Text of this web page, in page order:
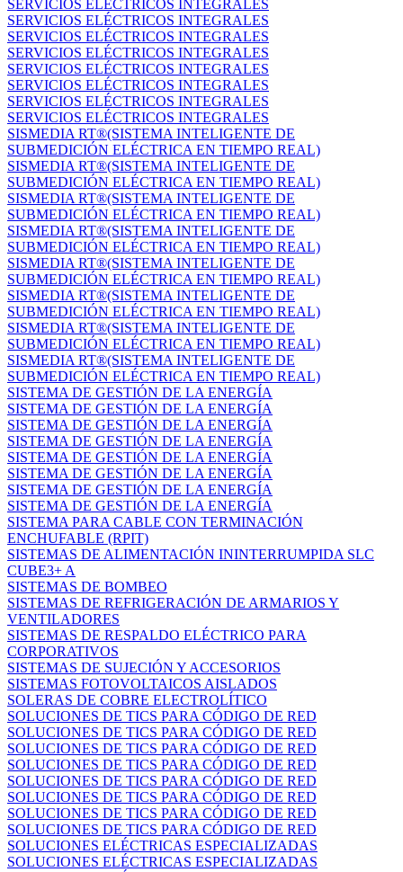
SERVICIOS ELÉCTRICOS INTEGRALES
SERVICIOS ELÉCTRICOS INTEGRALES
SERVICIOS ELÉCTRICOS INTEGRALES
SERVICIOS ELÉCTRICOS INTEGRALES
SERVICIOS ELÉCTRICOS INTEGRALES
SERVICIOS ELÉCTRICOS INTEGRALES
SERVICIOS ELÉCTRICOS INTEGRALES
SERVICIOS ELÉCTRICOS INTEGRALES
SISMEDIA RT®(SISTEMA INTELIGENTE DE
SUBMEDICIÓN ELÉCTRICA EN TIEMPO REAL)
SISMEDIA RT®(SISTEMA INTELIGENTE DE
SUBMEDICIÓN ELÉCTRICA EN TIEMPO REAL)
SISMEDIA RT®(SISTEMA INTELIGENTE DE
SUBMEDICIÓN ELÉCTRICA EN TIEMPO REAL)
SISMEDIA RT®(SISTEMA INTELIGENTE DE
SUBMEDICIÓN ELÉCTRICA EN TIEMPO REAL)
SISMEDIA RT®(SISTEMA INTELIGENTE DE
SUBMEDICIÓN ELÉCTRICA EN TIEMPO REAL)
SISMEDIA RT®(SISTEMA INTELIGENTE DE
SUBMEDICIÓN ELÉCTRICA EN TIEMPO REAL)
SISMEDIA RT®(SISTEMA INTELIGENTE DE
SUBMEDICIÓN ELÉCTRICA EN TIEMPO REAL)
SISMEDIA RT®(SISTEMA INTELIGENTE DE
SUBMEDICIÓN ELÉCTRICA EN TIEMPO REAL)
SISTEMA DE GESTIÓN DE LA ENERGÍA
SISTEMA DE GESTIÓN DE LA ENERGÍA
SISTEMA DE GESTIÓN DE LA ENERGÍA
SISTEMA DE GESTIÓN DE LA ENERGÍA
SISTEMA DE GESTIÓN DE LA ENERGÍA
SISTEMA DE GESTIÓN DE LA ENERGÍA
SISTEMA DE GESTIÓN DE LA ENERGÍA
SISTEMA DE GESTIÓN DE LA ENERGÍA
SISTEMA PARA CABLE CON TERMINACIÓN
ENCHUFABLE (RPIT)
SISTEMAS DE ALIMENTACIÓN ININTERRUMPIDA SLC
CUBE3+ A
SISTEMAS DE BOMBEO
SISTEMAS DE REFRIGERACIÓN DE ARMARIOS Y
VENTILADORES
SISTEMAS DE RESPALDO ELÉCTRICO PARA
CORPORATIVOS
SISTEMAS DE SUJECIÓN Y ACCESORIOS
SISTEMAS FOTOVOLTAICOS AISLADOS
SOLERAS DE COBRE ELECTROLÍTICO
SOLUCIONES DE TICS PARA CÓDIGO DE RED
SOLUCIONES DE TICS PARA CÓDIGO DE RED
SOLUCIONES DE TICS PARA CÓDIGO DE RED
SOLUCIONES DE TICS PARA CÓDIGO DE RED
SOLUCIONES DE TICS PARA CÓDIGO DE RED
SOLUCIONES DE TICS PARA CÓDIGO DE RED
SOLUCIONES DE TICS PARA CÓDIGO DE RED
SOLUCIONES DE TICS PARA CÓDIGO DE RED
SOLUCIONES ELÉCTRICAS ESPECIALIZADAS
SOLUCIONES ELÉCTRICAS ESPECIALIZADAS